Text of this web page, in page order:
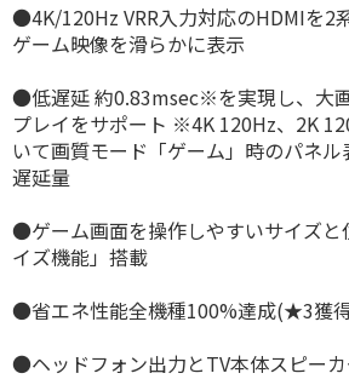
●4K/120Hz VRR入力対応のHDMIを2
ゲーム映像を滑らかに表示
●低遅延 約0.83msec※を実現し、大
プレイをサポート ※4K 120Hz、2K
いて画質モード「ゲーム」時のパネ
遅延量
●ゲーム画面を操作しやすいサイズと
イズ機能」搭載
●省エネ性能全機種100%達成(★3獲
●ヘッドフォン出力とTV本体スピー